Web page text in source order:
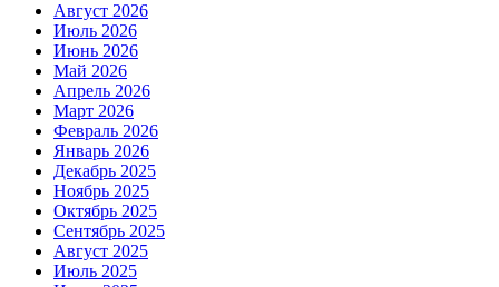
Август 2026
Июль 2026
Июнь 2026
Май 2026
Апрель 2026
Март 2026
Февраль 2026
Январь 2026
Декабрь 2025
Ноябрь 2025
Октябрь 2025
Сентябрь 2025
Август 2025
Июль 2025